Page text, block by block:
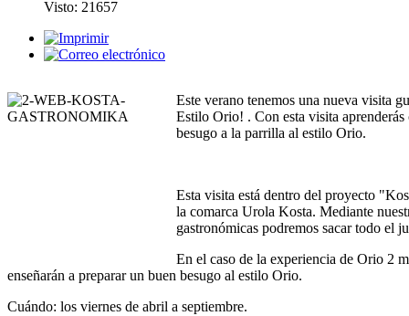
Visto: 21657
Este verano tenemos una nueva visita
Estilo Orio! . Con esta visita aprenderás
besugo a la parrilla al estilo Orio.
Esta visita está dentro del proyecto
la comarca Urola Kosta. Mediante
gastronómicas podremos sacar todo el
En el caso de la experiencia de Orio 2
enseñarán a preparar un buen besugo al estilo Orio.
Cuándo: los viernes de abril a septiembre.